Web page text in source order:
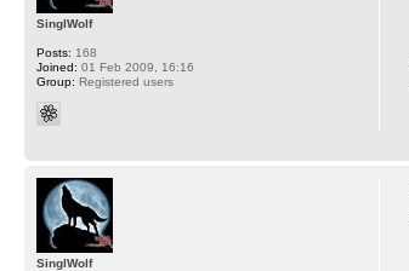
SinglWolf
Posts: 168
Joined: 01 Feb 2009, 16:16
Group: Registered users
SinglWolf